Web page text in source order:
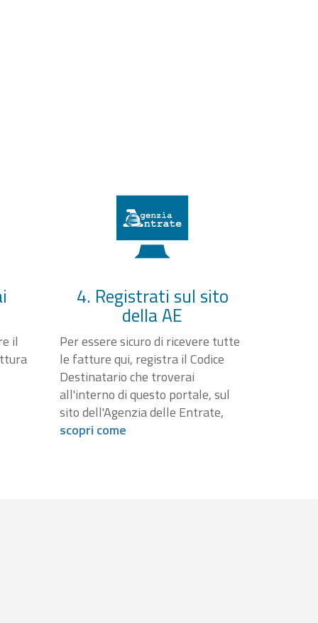
il
4. Registrati sul sito
della AE
Per essere sicuro di ricevere tutte
le fatture qui, registra il Codice
Destinatario che troverai
all'interno di questo portale, sul
sito dell'Agenzia delle Entrate,
scopri come